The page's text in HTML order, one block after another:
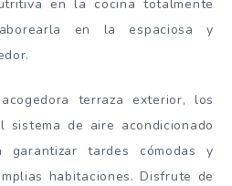
en la cocina totalmente
en la espaciosa y
terraza exterior, los
sistema de aire acondicionado
garantizar tardes cómodas y
habitaciones. Disfrute de